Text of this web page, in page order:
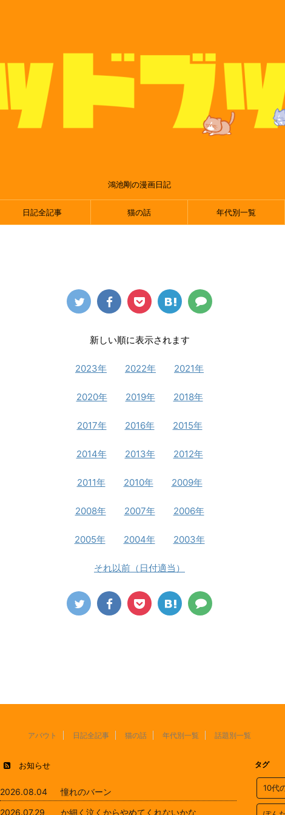
鴻池剛の漫画日記
日記全記事 猫の話 年代別一覧
新しい順に表示されます
2023年 2022年 2021年
2020年 2019年 2018年
2017年 2016年 2015年
2014年 2013年 2012年
2011年 2010年 2009年
2008年 2007年 2006年
2005年 2004年 2003年
それ以前（日付適当）
アバウト 日記全記事 猫の話 年代別一覧 話題別一覧
お知らせ
2026.08.04
憧れのバーン
2026.07.29
か細く泣くからやめてくれないかな
タグ
10代